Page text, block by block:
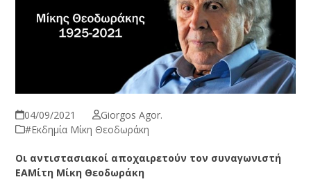
04/09/2021
Giorgos Agor.
#Εκδημία Μίκη Θεοδωράκη
Οι αντιστασιακοί αποχαιρετούν τον συναγωνιστή
ΕΑΜίτη Μίκη Θεοδωράκη